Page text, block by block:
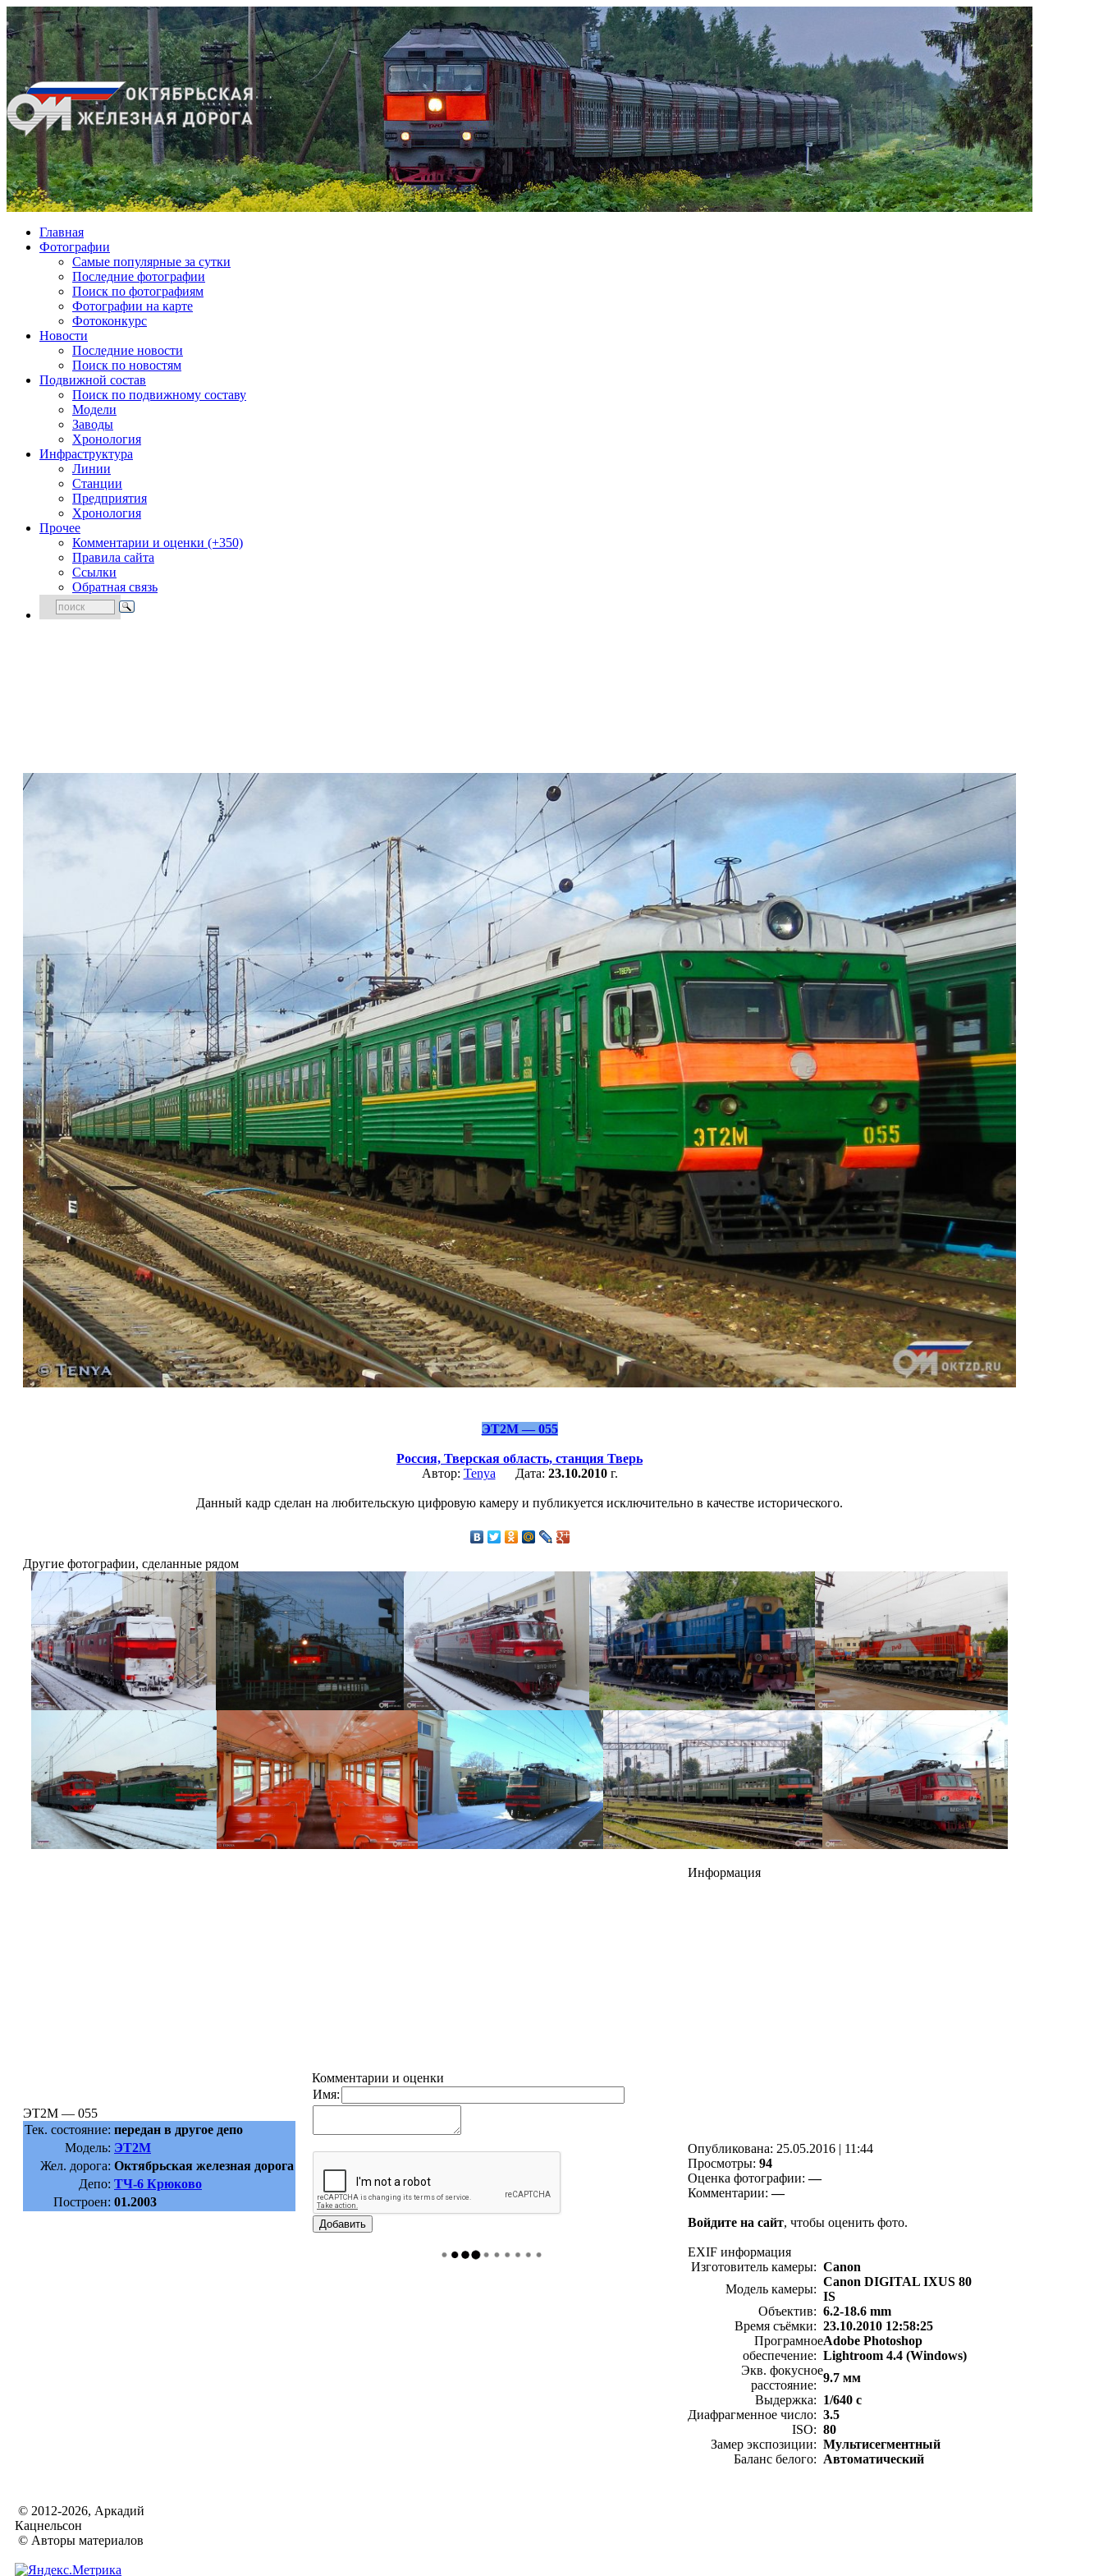
Главная
Фотографии
Cамые популярные за сутки
Последние фотографии
Поиск по фотографиям
Фотографии на карте
Фотоконкурс
Новости
Последние новости
Поиск по новостям
Подвижной состав
Поиск по подвижному составу
Модели
Заводы
Хронология
Инфраструктура
Линии
Станции
Предприятия
Хронология
Прочее
Комментарии и оценки (+350)
Правила сайта
Ссылки
Обратная связь
ЭТ2М — 055
Россия, Тверская область, станция Тверь
Автор: Tenya Дата: 23.10.2010г.
Данный кадр сделан на любительскую цифровую камеру и публикуется исключительно в качестве исторического.
Другие фотографии, сделанные рядом
ЭТ2М — 055
Тек. состояние: передан в другое депо
Модель: ЭТ2М
Жел. дорога: Октябрьская железная дорога
Депо: ТЧ-6 Крюково
Построен: 01.2003
Комментарии и оценки
Имя:
Информация
Опубликованa: 25.05.2016 | 11:44
Просмотры: 94
Оценка фотографии:—
Комментарии:—
Войдите на сайт, чтобы оценить фото.
EXIF информация
Изготовитель камеры: Canon
Модель камеры:
Canon DIGITAL IXUS 80
IS
Объектив: 6.2-18.6 mm
Время съёмки: 23.10.2010 12:58:25
Програмное
обеспечение:
Adobe Photoshop
Lightroom 4.4 (Windows)
Экв. фокусное
расстояние:
9.7 мм
Выдержка: 1/640 с
Диафрагменное число: 3.5
ISO: 80
Замер экспозиции: Мультисегментный
Баланс белого: Автоматический
© 2012-2026, Аркадий
Кацнельсон
© Авторы материалов